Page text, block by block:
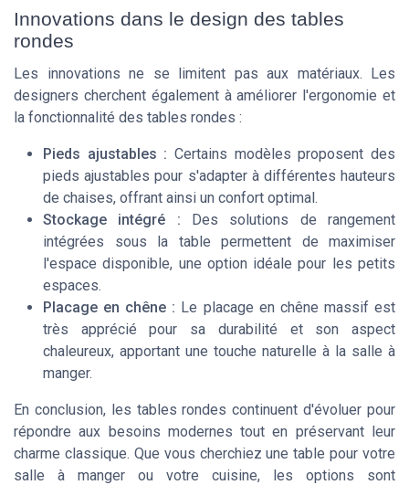
Innovations dans le design des tables
rondes
Les innovations ne se limitent pas aux matériaux. Les
designers cherchent également à améliorer l'ergonomie et
la fonctionnalité des tables rondes :
Pieds ajustables : Certains modèles proposent des
pieds ajustables pour s'adapter à différentes hauteurs
de chaises, offrant ainsi un confort optimal.
Stockage intégré : Des solutions de rangement
intégrées sous la table permettent de maximiser
l'espace disponible, une option idéale pour les petits
espaces.
Placage en chêne : Le placage en chêne massif est
très apprécié pour sa durabilité et son aspect
chaleureux, apportant une touche naturelle à la salle à
manger.
En conclusion, les tables rondes continuent d'évoluer pour
répondre aux besoins modernes tout en préservant leur
charme classique. Que vous cherchiez une table pour votre
salle à manger ou votre cuisine, les options sont